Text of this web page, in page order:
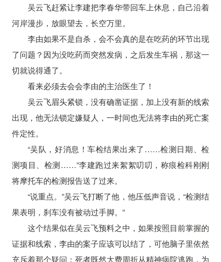
吴云飞赶紧让李建把李春华带回车上休息，自己沿着
河岸漫步，放眼望去，长空万里。
李由如果不是自杀，会不会真的是在吃药的环节出现
了问题？因为没吃药而突然发病，之后发生车祸，那这一
切就说得通了。
看来必须去会会李由的主治医生了！
吴云飞眉头紧锁，没有确凿证据，加上没有新的线索
出现，他无法锁定嫌疑人，一时间也无法将李由的死亡案
件定性。
“吴队，好消息！车检结果出来了……检测日期、检
测项目、检测……”李建跑过来絮絮叨叨，称痕检科刚刚
将摩托车的检测报告送了过来。
“说重点。”吴云飞打断了他，他压低声音说，“检测结
果表明，刹车没有被动过手脚。”
这个结果似在吴云飞预料之中，如果按照目前掌握的
证据和线索，李由的案子应该可以结了，可他脑子里依然
充斥着那个疑问：死者既然大费周折从精神病院逃跑，为